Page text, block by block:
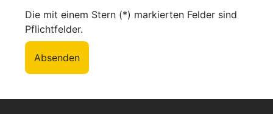
Die mit einem Stern (*) markierten Felder sind
Pflichtfelder.
Absenden